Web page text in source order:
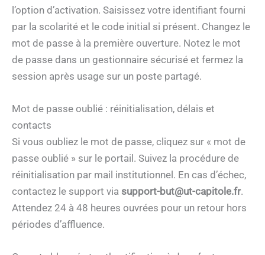
l’option d’activation. Saisissez votre identifiant fourni
par la scolarité et le code initial si présent. Changez le
mot de passe à la première ouverture. Notez le mot
de passe dans un gestionnaire sécurisé et fermez la
session après usage sur un poste partagé.
Mot de passe oublié : réinitialisation, délais et
contacts
Si vous oubliez le mot de passe, cliquez sur « mot de
passe oublié » sur le portail. Suivez la procédure de
réinitialisation par mail institutionnel. En cas d’échec,
contactez le support via support-but@ut-capitole.fr.
Attendez 24 à 48 heures ouvrées pour un retour hors
périodes d’affluence.